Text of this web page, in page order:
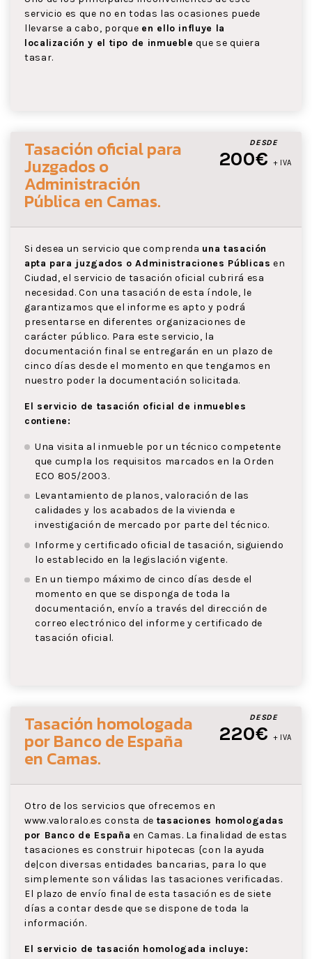
servicio es que no en todas las ocasiones puede
llevarse a cabo, porque en ello influye la
localización y el tipo de inmueble que se quiera
tasar.
DESDE
200€ + IVA
Tasación oficial para
Juzgados o
Administración
Pública en Camas.
Si desea un servicio que comprenda una tasación
apta para juzgados o Administraciones Públicas en
Ciudad, el servicio de tasación oficial cubrirá esa
necesidad. Con una tasación de esta índole, le
garantizamos que el informe es apto y podrá
presentarse en diferentes organizaciones de
carácter público. Para este servicio, la
documentación final se entregarán en un plazo de
cinco días desde el momento en que tengamos en
nuestro poder la documentación solicitada.
El servicio de tasación oficial de inmuebles
contiene:
Una visita al inmueble por un técnico competente
que cumpla los requisitos marcados en la Orden
ECO 805/2003.
Levantamiento de planos, valoración de las
calidades y los acabados de la vivienda e
investigación de mercado por parte del técnico.
Informe y certificado oficial de tasación, siguiendo
lo establecido en la legislación vigente.
En un tiempo máximo de cinco días desde el
momento en que se disponga de toda la
documentación, envío a través del dirección de
correo electrónico del informe y certificado de
tasación oficial.
DESDE
220€ + IVA
Tasación homologada
por Banco de España
en Camas.
Otro de los servicios que ofrecemos en
www.valoralo.es consta de tasaciones homologadas
por Banco de España en Camas. La finalidad de estas
tasaciones es construir hipotecas {con la ayuda
de|con diversas entidades bancarias, para lo que
simplemente son válidas las tasaciones verificadas.
El plazo de envío final de esta tasación es de siete
días a contar desde que se dispone de toda la
información.
El servicio de tasación homologada incluye: